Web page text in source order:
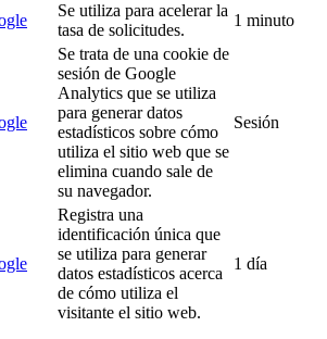
Se utiliza para acelerar la
tasa de solicitudes.
1 minuto
Se trata de una cookie de
sesión de Google
Analytics que se utiliza
para generar datos
estadísticos sobre cómo
utiliza el sitio web que se
elimina cuando sale de
su navegador.
Sesión
Registra una
identificación única que
se utiliza para generar
datos estadísticos acerca
de cómo utiliza el
visitante el sitio web.
1 día